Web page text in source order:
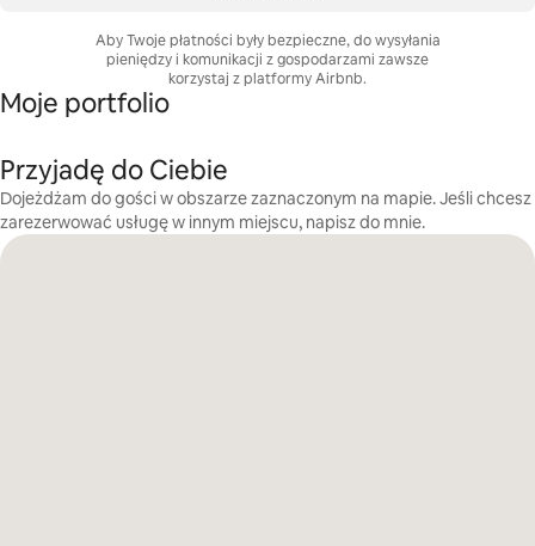
Aby Twoje płatności były bezpieczne, do wysyłania
pieniędzy i komunikacji z gospodarzami zawsze
korzystaj z platformy Airbnb.
Moje portfolio
Przyjadę do Ciebie
Dojeżdżam do gości w obszarze zaznaczonym na mapie. Jeśli chcesz
zarezerwować usługę w innym miejscu, napisz do mnie.